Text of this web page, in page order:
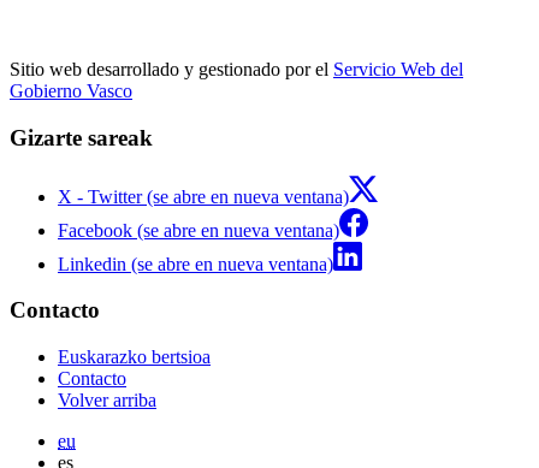
Sitio web desarrollado y gestionado por el Servicio Web del
Gobierno Vasco
Gizarte sareak
X - Twitter (se abre en nueva ventana)
Facebook (se abre en nueva ventana)
Linkedin (se abre en nueva ventana)
Contacto
Euskarazko bertsioa
Contacto
Volver arriba
eu
es